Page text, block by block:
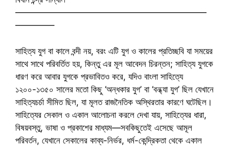
——————————————————————
————–
সাহিত্য যুগ বা কালে বন্দী নয়, বরং এটি যুগ ও কালের প্রতিচ্ছবি যা সময়ের
সাথে সাথে পরিবর্তিত হয়, কিন্তু এর মূল আবেদন চিরন্তন; সাহিত্য যুগকে
ধারণ করে আবার যুগকে প্রভাবিতও করে, যদিও বাংলা সাহিত্যে
১২০০-১৩৫০ সালের মতো কিছু ‘অন্ধকার যুগ’ বা ‘বন্ধ্যা যুগ’ ছিল যেখানে
সাহিত্যচর্চা সীমিত ছিল, যা মূলত রাজনৈতিক অস্থিরতার কারণে ঘটেছিল।
সাহিত্যের সেকাল ও একাল আলোচনা করলে দেখা যায়, সাহিত্যের ধারা,
বিষয়বস্তু, ভাষা ও প্রকাশের মাধ্যম—সবকিছুতেই এসেছে আমূল
পরিবর্তন, যেখানে সেকালের কাব্য-নির্ভর, ধর্ম-কেন্দ্রিকতা থেকে একাল